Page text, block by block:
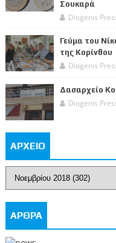
Σουκαρά
Diogenis
Γεύμα του
της Κορίνθου
Diogenis
Δασαρχείο
Diogenis
ΑΡΧΕΙΟ
ΑΡΘΡΑ